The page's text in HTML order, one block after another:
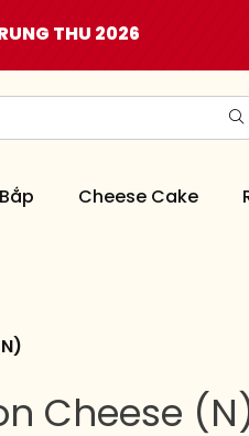
THU 2026
Cheese Cake
Cheese